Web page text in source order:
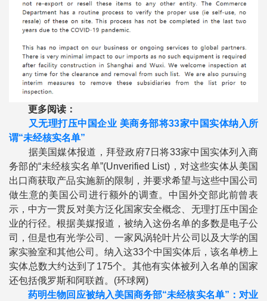
更多阅读：
又无理打压中国企业 美商务部将33家中国实体纳入所
谓“未经核实名单”
据美国媒体报道，拜登政府7日将33家中国实体列入商
务部的“未经核实名单”(Unverified List)，对这些实体从美国
出口商获取产品实施新的限制，并要求希望与这些中国公司
做生意的美国公司进行额外的调查。中国外交部此前曾表
示，中方一贯反对美方泛化国家安全概念、无理打压中国企
业的行径。根据美媒报道，被纳入这份名单的多数是电子公
司，但是也有光学公司、一家风涡轮叶片公司以及大学的国
家实验室和其他公司。纳入这33个中国实体后，该名单榜上
实体总数大约达到了175个。其他有实体被列入名单的国家
还包括俄罗斯和阿联酋。(环球网)
药明生物回应被纳入美国商务部“未经核实名单”：对业